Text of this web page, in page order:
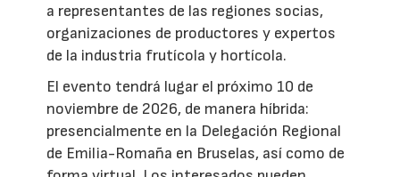
a representantes de las regiones socias,
organizaciones de productores y expertos
de la industria frutícola y hortícola.
El evento tendrá lugar el próximo 10 de
noviembre de 2026, de manera híbrida:
presencialmente en la Delegación Regional
de Emilia-Romaña en Bruselas, así como de